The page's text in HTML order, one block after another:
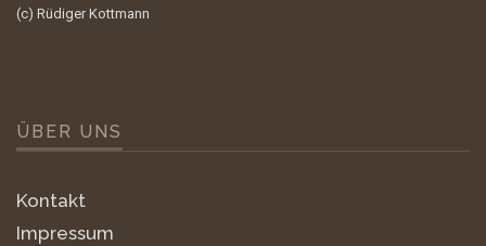
(c) Rüdiger Kottmann
ÜBER UNS
Kontakt
Impressum